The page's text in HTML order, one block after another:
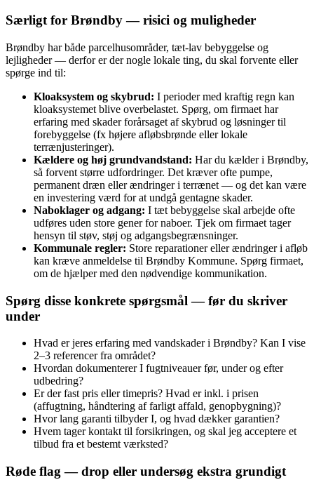
Særligt for Brøndby — risici og muligheder
Brøndby har både parcelhusområder, tæt-lav bebyggelse og
lejligheder — derfor er der nogle lokale ting, du skal forvente eller
spørge ind til:
Kloaksystem og skybrud: I perioder med kraftig regn kan
kloaksystemet blive overbelastet. Spørg, om firmaet har
erfaring med skader forårsaget af skybrud og løsninger til
forebyggelse (fx højere afløbsbrønde eller lokale
terrænjusteringer).
Kældere og høj grundvandstand: Har du kælder i Brøndby,
så forvent større udfordringer. Det kræver ofte pumpe,
permanent dræn eller ændringer i terrænet — og det kan være
en investering værd for at undgå gentagne skader.
Naboklager og adgang: I tæt bebyggelse skal arbejde ofte
udføres uden store gener for naboer. Tjek om firmaet tager
hensyn til støv, støj og adgangsbegrænsninger.
Kommunale regler: Store reparationer eller ændringer i afløb
kan kræve anmeldelse til Brøndby Kommune. Spørg firmaet,
om de hjælper med den nødvendige kommunikation.
Spørg disse konkrete spørgsmål — før du skriver
under
Hvad er jeres erfaring med vandskader i Brøndby? Kan I vise
2–3 referencer fra området?
Hvordan dokumenterer I fugtniveauer før, under og efter
udbedring?
Er der fast pris eller timepris? Hvad er inkl. i prisen
(affugtning, håndtering af farligt affald, genopbygning)?
Hvor lang garanti tilbyder I, og hvad dækker garantien?
Hvem tager kontakt til forsikringen, og skal jeg acceptere et
tilbud fra et bestemt værksted?
Røde flag — drop eller undersøg ekstra grundigt